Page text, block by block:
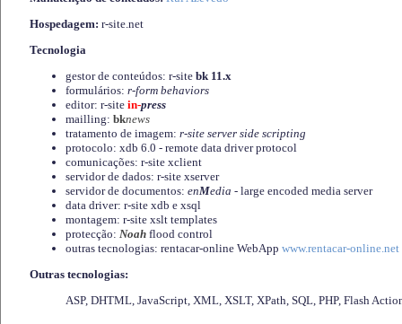
Hospedagem: r-site.net
Tecnologia
gestor de conteúdos: r-site bk 11.x
formulários: r-form behaviors
editor: r-site in-press
mailling: bknews
tratamento de imagem: r-site server side scripting
protocolo: xdb 6.0 - remote data driver protocol
comunicações: r-site xclient
servidor de dados: r-site xserver
servidor de documentos: enMedia - large encoded media server
data driver: r-site xdb e xsql
montagem: r-site xslt templates
protecção: Noah flood control
outras tecnologias: rentacar-online WebApp www.rentacar-online.net
Outras tecnologias:
ASP, DHTML, JavaScript, XML, XSLT, XPath, SQL, PHP, Flash